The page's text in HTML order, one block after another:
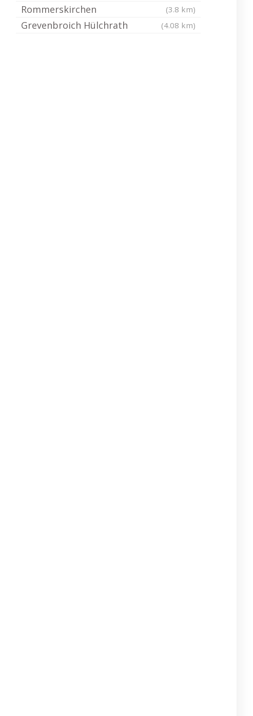
Rommerskirchen (3.8 km)
Grevenbroich Hülchrath (4.08 km)